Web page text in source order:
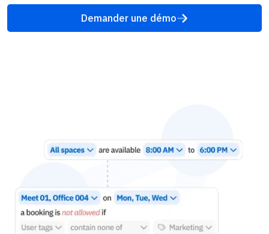
Demander une démo